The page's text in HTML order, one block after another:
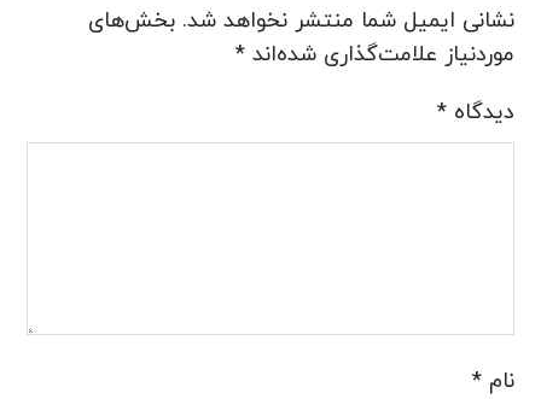
نشانی ایمیل شما منتشر نخواهد شد. بخش‌های
موردنیاز علامت‌گذاری شده‌اند*
دیدگاه*
نام*